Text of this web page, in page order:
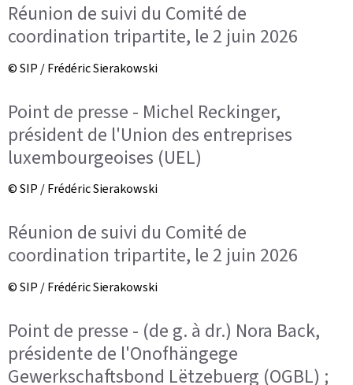
Réunion de suivi du Comité de
coordination tripartite, le 2 juin 2026
© SIP / Frédéric Sierakowski
Point de presse - Michel Reckinger,
président de l'Union des entreprises
luxembourgeoises (UEL)
© SIP / Frédéric Sierakowski
Réunion de suivi du Comité de
coordination tripartite, le 2 juin 2026
© SIP / Frédéric Sierakowski
Point de presse - (de g. à dr.) Nora Back,
présidente de l'Onofhängege
Gewerkschaftsbond Lëtzebuerg (OGBL) ;